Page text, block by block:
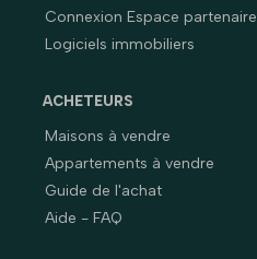
Connexion Espace partenaire
Logiciels immobiliers
ACHETEURS
Maisons à vendre
Appartements à vendre
Guide de l'achat
Aide - FAQ